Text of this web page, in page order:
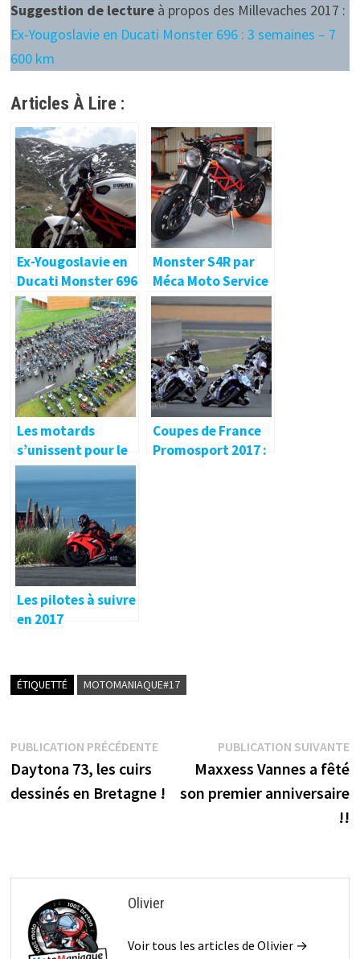
Suggestion de lectureà propos des Millevaches 2017 :
Ex-Yougoslavie en Ducati Monster 696 : 3 semaines – 7
600 km
Articles À Lire :
Ex-Yougoslavie en
Ducati Monster 696
: 3 semaines – 7 600
km
Monster S4R par
Méca Moto Service
!
Les motards
s’unissent pour le
Téléthon 2017 et
Coupes de France
Promosport 2017 :
Les pilotes à suivre
en 2017
ÉTIQUETTÉ MOTOMANIAQUE#17
Navigation
de
PUBLICATION PRÉCÉDENTEPublication
précédente :
Daytona 73, les cuirs
dessinés en Bretagne !
PUBLICATION SUIVANTE
Maxxess Vannes a fêté
son premier anniversaire
!!
Olivier
Voir tous les articles de Olivier →